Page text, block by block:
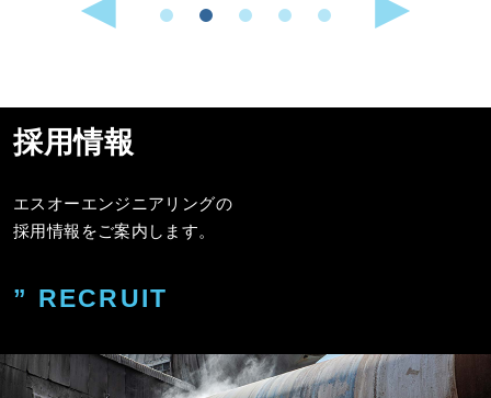
採用情報
エスオーエンジニアリングの
採用情報をご案内します。
” RECRUIT